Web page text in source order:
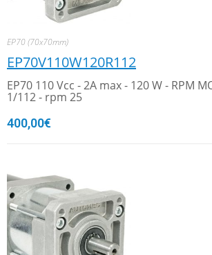
EP70 (70x70mm)
EP70V110W120R112
EP70 110 Vcc - 2A max - 120 W - RPM
1/112 - rpm 25
400,00€